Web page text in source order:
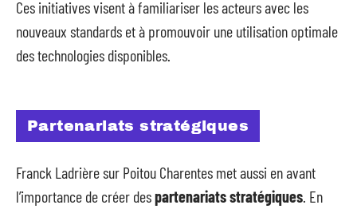
Ces initiatives visent à familiariser les acteurs avec les
nouveaux standards et à promouvoir une utilisation optimale
des technologies disponibles.
Partenariats stratégiques
Franck Ladrière sur Poitou Charentes met aussi en avant
l’importance de créer despartenariats stratégiques . En